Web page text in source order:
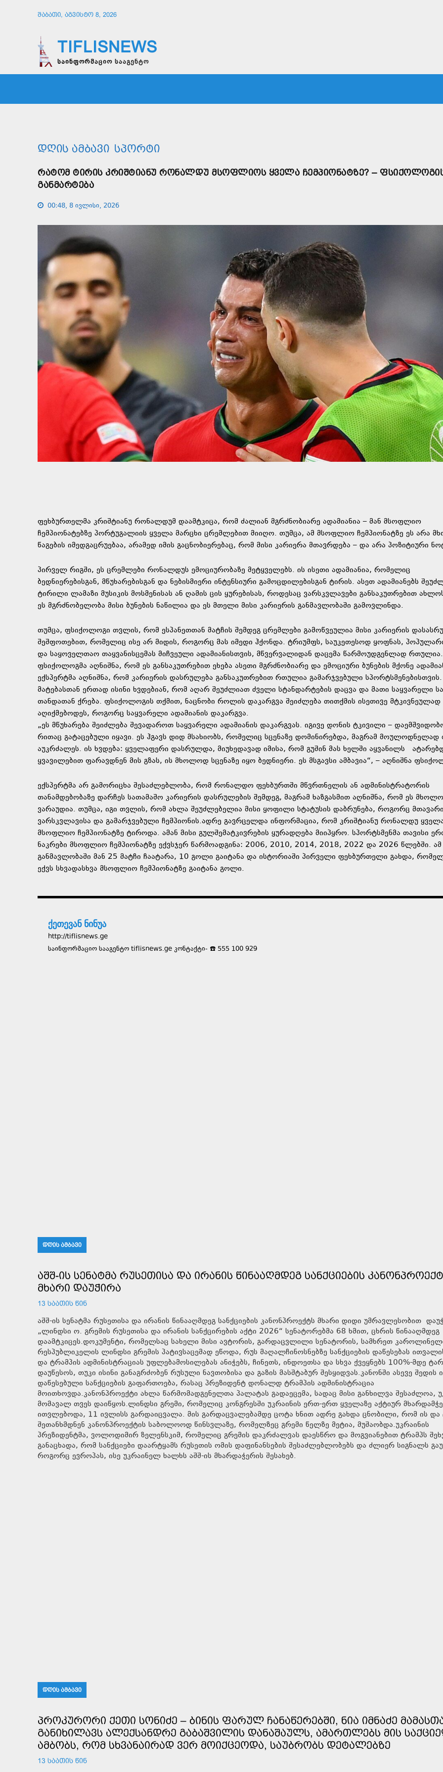
ᲨᲐᲑᲐᲗᲘ, ᲐᲒᲕᲘᲡᲢᲝ 8, 2026
TIFLISNEWS
საინფორმაციო სააგენტო
ᲓᲦᲘᲡ ᲐᲛᲑᲐᲕᲘ ᲡᲞᲝᲠᲢᲘ
ᲠᲐᲢᲝᲛ ᲢᲘᲠᲘᲡ ᲙᲠᲘᲨᲢᲘᲐᲜᲣ ᲠᲝᲜᲐᲚᲓᲣ ᲛᲡᲝᲤᲚᲘᲝᲡ ᲧᲕᲔᲚᲐ ᲩᲔᲛᲞᲘᲝᲜᲐᲢᲖᲔ? –
ᲒᲐᲜᲛᲐᲠᲢᲔᲑᲐ
00:48, 8 ივლისი, 2026
ფეხბურთელმა კრიშტიანუ რონალდუმ დაამტკიცა, რომ ძალიან მგრძნობიარე ადამიანია – მან მსოფლიო
ჩემპიონატებზე პორტუგალიის ყველა მარცხი ცრემლებით მიიღო. თუმცა, ამ მსოფლიო ჩემპიონატზე ეს არა
წაგების იმედგაცრუებაა, არამედ იმის გაცნობიერებაც, რომ მისი კარიერა მთავრდება – და არა პოზიტიური
პირველ რიგში, ეს ცრემლები რონალდუს ემოციურობაზე მეტყველებს. ის ისეთი ადამიანია, რომელიც
ბედნიერებისგან, მწუხარებისგან და ნებისმიერი ინტენსიური გამოცდილებისგან ტირის. ასეთ ადამიანებს
ტირილი ლამაზი მუსიკის მოსმენისას ან ღამის ცის ყურებისას, როდესაც ვარსკვლავები განსაკუთრებით
ეს მგრძნობელობა მისი ბუნების ნაწილია და ეს მთელი მისი კარიერის განმავლობაში გამოვლინდა.
თუმცა, ფსიქოლოგი თვლის, რომ ესპანეთთან მატჩის შემდეგ ცრემლები გამოწვეულია მისი კარიერის
შეშფოთებით, რომელიც ისე არ მიდის, როგორც მას იმედი ჰქონდა. ტრიუმფს, საუკეთესოდ ყოფნას,
და საყოველთაო თაყვანისცემას მიჩვეული ადამიანისთვის, მწვერვალიდან დაცემა წარმოუდგენლად რთულია.
ფსიქოლოგმა აღნიშნა, რომ ეს განსაკუთრებით ეხება ასეთი მგრძნობიარე და ემოციური ბუნების მქონე
ექსპერტმა აღნიშნა, რომ კარიერის დასრულება განსაკუთრებით რთულია გამარჯვებული სპორტსმენებისთვის.
მატებასთან ერთად ისინი ხვდებიან, რომ აღარ შეუძლიათ ძველი სტანდარტების დაცვა და მათი საყვარელი
თანდათან ქრება. ფსიქოლოგის თქმით, ნაცნობი როლის დაკარგვა შეიძლება თითქმის ისეთივე მტკივნეულად
აღიქმებოდეს, როგორც საყვარელი ადამიანის დაკარგვა.
„ეს მწუხარება შეიძლება შევადაროთ საყვარელი ადამიანის დაკარგვას. იგივე დონის ტკივილი –
რითაც გატაცებული იყავი. ეს ჰგავს დიდ მსახიობს, რომელიც სცენაზე დომინირებდა, მაგრამ მოულოდნელად
აუკრძალეს. ის ხვდება: ყველაფერი დასრულდა, მიუხედავად იმისა, რომ გუშინ მას ხელში აყვანილს
ყვავილებით ფარავდნენ მის გზას, ის მხოლოდ სცენაზე იყო ბედნიერი. ეს მსგავსი ამბავია“, – აღნიშნა
ექსპერტმა არ გამორიცხა შესაძლებლობა, რომ რონალდო ფეხბურთში მწვრთნელის ან ადმინისტრატორის
თანამდებობაზე დარჩეს სათამაშო კარიერის დასრულების შემდეგ, მაგრამ ხაზგასმით აღნიშნა, რომ ეს
ვარაუდია. თუმცა, იგი თვლის, რომ ახლა შეუძლებელია მისი ყოფილი სტატუსის დაბრუნება, როგორც მთავარი
ვარსკვლავისა და გამარჯვებული ჩემპიონის.ადრე გავრცელდა ინფორმაცია, რომ კრიშტიანუ რონალდუ
მსოფლიო ჩემპიონატზე ტიროდა. ამან მისი გულშემატკივრების ყურადღება მიიპყრო. სპორტსმენმა თავისი
ნაკრები მსოფლიო ჩემპიონატზე ექვსჯერ წარმოადგინა: 2006, 2010, 2014, 2018, 2022 და 2026 წლებში.
განმავლობაში მან 25 მატჩი ჩაატარა, 10 გოლი გაიტანა და ისტორიაში პირველი ფეხბურთელი გახდა,
ექვს სხვადასხვა მსოფლიო ჩემპიონატზე გაიტანა გოლი.
ქეთევან ნინუა
http://tiflisnews.ge
საინფორმაციო სააგენტო tiflisnews.ge კონტაქტი- ☎️ 555 100 929
ᲓᲦᲘᲡ ᲐᲛᲑᲐᲕᲘ
ᲐᲨᲨ-ᲘᲡ ᲡᲔᲜᲐᲢᲛᲐ ᲠᲣᲡᲔᲗᲘᲡᲐ ᲓᲐ ᲘᲠᲐᲜᲘᲡ ᲬᲘᲜᲐᲐᲦᲛᲓᲔᲒ ᲡᲐᲜᲥᲪᲘᲔᲑᲘᲡ
ᲛᲮᲐᲠᲘ ᲓᲐᲣᲭᲘᲠᲐ
13 ᲡᲐᲐᲗᲘᲡ ᲬᲘᲜ
აშშ-ის სენატმა რუსეთისა და ირანის წინააღმდეგ სანქციების კანონპროექტს მხარი დიდი უმრავლესობით
„ლინდსი ო. გრემის რუსეთისა და ირანის სანქცირების აქტი 2026“ სენატორებმა 68 ხმით, ცხრის წინააღმდეგ
დაამტკიცეს.დოკუმენტი, რომელსაც სახელი მისი ავტორის, გარდაცვლილი სენატორის, სამხრეთ
რესპუბლიკელის ლინდსი გრემის პატივსაცემად ეწოდა, რუს მაღალჩინოსნებზე სანქციების დაწესებას
და ტრამპის ადმინისტრაციას უფლებამოსილებას ანიჭებს, ჩინეთს, ინდოეთსა და სხვა ქვეყნებს 100%-მდე
დაუწესოს, თუკი ისინი განაგრძობენ რუსული ნავთობისა და გაზის მასშტაბურ შესყიდვას.კანონში ასევე შედის
დაწესებული სანქციების გაფართოება, რასაც პრეზიდენტ დონალდ ტრამპის ადმინისტრაცია
მოითხოვდა.კანონპროექტი ახლა წარმომადგენელთა პალატას გადაეცემა, სადაც მისი განხილვა შესაძლოა,
მომავალ თვეს დაიწყოს.ლინდსი გრემი, რომელიც კონგრესში უკრაინის ერთ-ერთ ყველაზე აქტიურ
ითვლებოდა, 11 ივლისს გარდაიცვალა. მის გარდაცვალებამდე ცოტა ხნით ადრე გახდა ცნობილი, რომ ის და
შეთანხმდნენ კანონპროექტის საბოლოოდ წინსვლაზე, რომელზეც გრემი წელზე მეტია, მუშაობდა.უკრაინის
პრეზიდენტმა, ვოლოდიმირ ზელენსკიმ, რომელიც გრემის დაკრძალვას დაესწრო და მოგვიანებით ტრამპს
განაცხადა, რომ სანქციები დაარტყამს რუსეთის ომის დაფინანსების შესაძლებლობებს და ძლიერ სიგნალს
როგორც ევროპას, ისე უკრაინელ ხალხს აშშ-ის მხარდაჭერის შესახებ.
ᲓᲦᲘᲡ ᲐᲛᲑᲐᲕᲘ
ᲞᲠᲝᲙᲣᲠᲝᲠᲘ ᲥᲔᲗᲘ ᲡᲝᲜᲘᲫᲔ – ᲑᲘᲜᲘᲡ ᲤᲐᲠᲣᲚ ᲩᲐᲜᲐᲬᲔᲠᲔᲑᲨᲘ, ᲜᲘᲐ ᲘᲛᲜᲐᲫᲔ
ᲒᲐᲜᲘᲮᲘᲚᲐᲕᲡ ᲐᲚᲔᲥᲡᲐᲜᲓᲠᲔ ᲒᲐᲑᲐᲨᲕᲘᲚᲘᲡ ᲓᲐᲜᲐᲨᲐᲣᲚᲡ, ᲐᲛᲐᲠᲗᲚᲔᲑᲡ ᲛᲘᲡ
ᲐᲛᲑᲝᲑᲡ, ᲠᲝᲛ ᲡᲮᲕᲐᲜᲐᲘᲠᲐᲓ ᲕᲔᲠ ᲛᲝᲘᲥᲪᲔᲝᲓᲐ, ᲡᲐᲣᲑᲠᲝᲑᲡ ᲓᲔᲢᲐᲚᲔᲑᲖᲔ
13 ᲡᲐᲐᲗᲘᲡ ᲬᲘᲜ